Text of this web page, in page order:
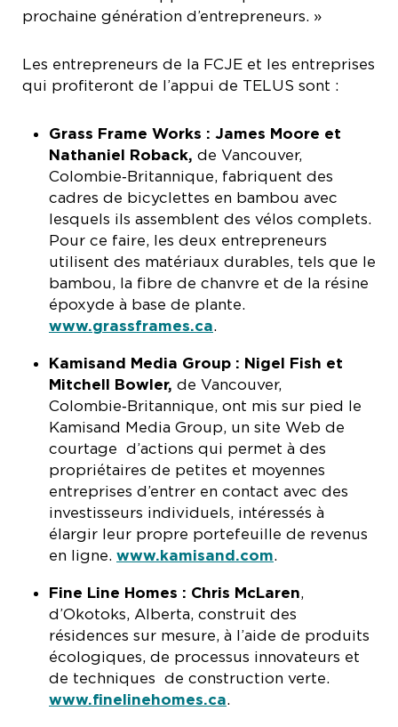
prochaine génération d’entrepreneurs. »
Les entrepreneurs de la FCJE et les entreprises
qui profiteront de l’appui de TELUS sont :
Grass Frame Works : James Moore et
Nathaniel Roback, de Vancouver,
Colombie‑Britannique, fabriquent des
cadres de bicyclettes en bambou avec
lesquels ils assemblent des vélos complets.
Pour ce faire, les deux entrepreneurs
utilisent des matériaux durables, tels que le
bambou, la fibre de chanvre et de la résine
époxyde à base de plante.
www.grassframes.ca.
Kamisand Media Group : Nigel Fish et
Mitchell Bowler, de Vancouver,
Colombie‑Britannique, ont mis sur pied le
Kamisand Media Group, un site Web de
courtage d’actions qui permet à des
propriétaires de petites et moyennes
entreprises d’entrer en contact avec des
investisseurs individuels, intéressés à
élargir leur propre portefeuille de revenus
en ligne. www.kamisand.com.
Fine Line Homes : Chris McLaren,
d’Okotoks, Alberta, construit des
résidences sur mesure, à l’aide de produits
écologiques, de processus innovateurs et
de techniques de construction verte.
www.finelinehomes.ca.